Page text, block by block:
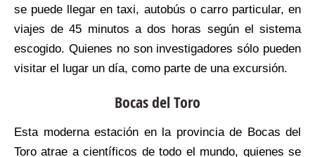
se puede llegar en taxi, autobús o carro particular, en
viajes de 45 minutos a dos horas según el sistema
escogido. Quienes no son investigadores sólo pueden
visitar el lugar un día, como parte de una excursión.
Bocas del Toro
Esta moderna estación en la provincia de Bocas del
Toro atrae a científicos de todo el mundo, quienes se